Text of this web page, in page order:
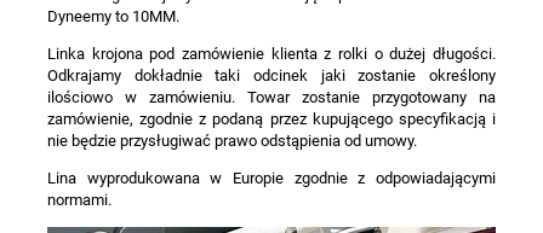
Dyneemy to 10MM.
Linka krojona pod zamówienie klienta z rolki o dużej długości.
Odkrajamy dokładnie taki odcinek jaki zostanie określony
ilościowo w zamówieniu. Towar zostanie przygotowany na
zamówienie, zgodnie z podaną przez kupującego specyfikacją i
nie będzie przysługiwać prawo odstąpienia od umowy.
Lina wyprodukowana w Europie zgodnie z odpowiadającymi
normami.